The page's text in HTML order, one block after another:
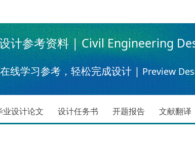
计参考资料 | Civil Engineering
线学习参考，轻松完成设计 | Preview
业设计论文 设计任务书 开题报告 文献翻译